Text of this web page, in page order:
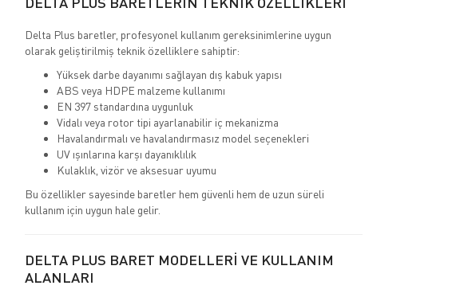
Delta Plus baretler, profesyonel kullanım gereksinimlerine uygun
olarak geliştirilmiş teknik özelliklere sahiptir:
Yüksek darbe dayanımı sağlayan dış kabuk yapısı
ABS veya HDPE malzeme kullanımı
EN 397 standardına uygunluk
Vidalı veya rotor tipi ayarlanabilir iç mekanizma
Havalandırmalı ve havalandırmasız model seçenekleri
UV ışınlarına karşı dayanıklılık
Kulaklık, vizör ve aksesuar uyumu
Bu özellikler sayesinde baretler hem güvenli hem de uzun süreli
kullanım için uygun hale gelir.
DELTA PLUS BARET MODELLERİ VE KULLANIM
ALANLARI